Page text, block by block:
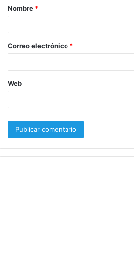
r
*
Nombre *
Correo electrónico *
Web